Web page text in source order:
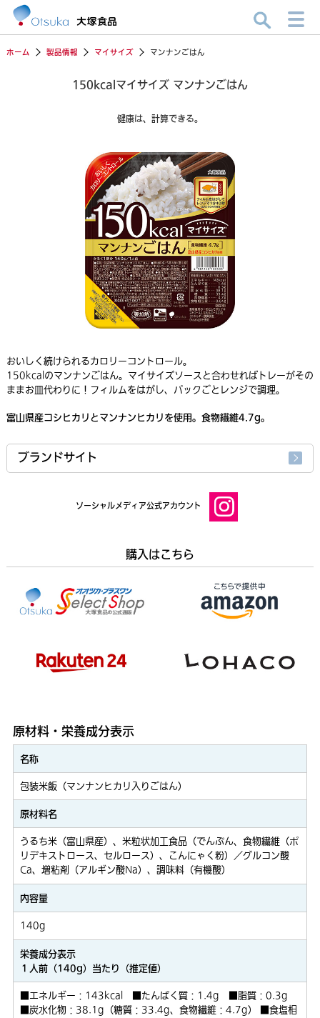
ホーム 製品情報 マイサイズ マンナンごはん
150kcalマイサイズ マンナンごはん
健康は、計算できる。
おいしく続けられるカロリーコントロール。
150kcalのマンナンごはん。マイサイズソースと合わせればトレーがその
ままお皿代わりに！フィルムをはがし、パックごとレンジで調理。
富山県産コシヒカリとマンナンヒカリを使用。食物繊維4.7g。
ブランドサイト
ソーシャルメディア公式アカウント
購入はこちら
原材料・栄養成分表示
名称
包装米飯（マンナンヒカリ入りごはん）
原材料名
うるち米（富山県産）、米粒状加工食品（でんぷん、食物繊維（ポ
リデキストロース、セルロース）、こんにゃく粉）／グルコン酸
Ca、増粘剤（アルギン酸Na）、調味料（有機酸）
内容量
140g
栄養成分表示
１人前（140g）当たり（推定値）
■エネルギー：143kcal ■たんぱく質：1.4g ■脂質：0.3g
■炭水化物：38.1g（糖質：33.4g、食物繊維：4.7g） ■食塩相